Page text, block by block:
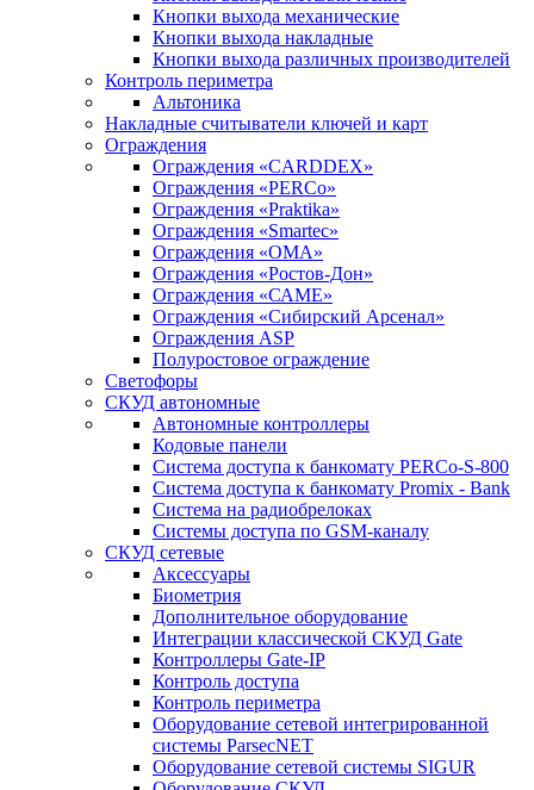
Кнопки выхода механические
Кнопки выхода накладные
Кнопки выхода различных производителей
Контроль периметра
Альтоника
Накладные считыватели ключей и карт
Ограждения
Ограждения «CARDDEX»
Ограждения «PERCo»
Ограждения «Praktika»
Ограждения «Smartec»
Ограждения «ОМА»
Ограждения «Ростов-Дон»
Ограждения «САМЕ»
Ограждения «Сибирский Арсенал»
Ограждения ASP
Полуростовое ограждение
Светофоры
СКУД автономные
Автономные контроллеры
Кодовые панели
Система доступа к банкомату PERCo-S-800
Система доступа к банкомату Promix - Bank
Система на радиобрелоках
Системы доступа по GSM-каналу
СКУД сетевые
Аксессуары
Биометрия
Дополнительное оборудование
Интеграции классической СКУД Gate
Контроллеры Gate-IP
Контроль доступа
Контроль периметра
Оборудование сетевой интегрированной
системы ParsecNET
Оборудование сетевой системы SIGUR